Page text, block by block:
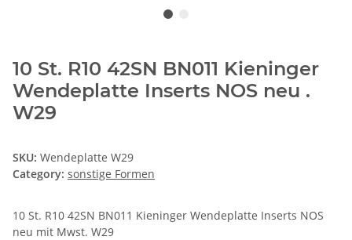
10 St. R10 42SN BN011 Kieninger
Wendeplatte Inserts NOS neu .
W29
SKU: Wendeplatte W29
Category: sonstige Formen
10 St. R10 42SN BN011 Kieninger Wendeplatte Inserts NOS
neu mit Mwst. W29